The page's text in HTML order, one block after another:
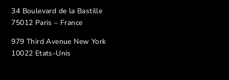
34 Boulevard de la Bastille
75012 Paris – France
979 Third Avenue New York
10022 Etats-Unis